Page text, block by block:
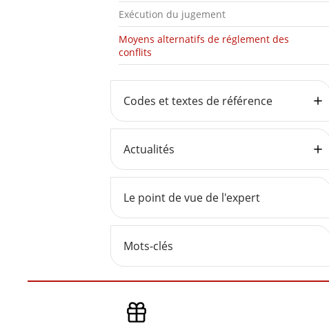
Exécution du jugement
Moyens alternatifs de réglement des
conflits
Codes et textes de référence
Actualités
Le point de vue de l'expert
Mots-clés